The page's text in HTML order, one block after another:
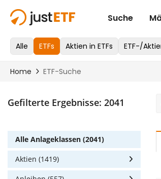
Gefilterte Ergebnisse: 2041
Alle Anlageklassen (2041)
Aktien (1419)